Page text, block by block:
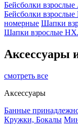
Бейсболки взрослые
Бейсболки
номерные Шапки
Шапки взрослые
Аксессуары
смотреть все
Аксессуары
Банные
Кружки, Бокалы